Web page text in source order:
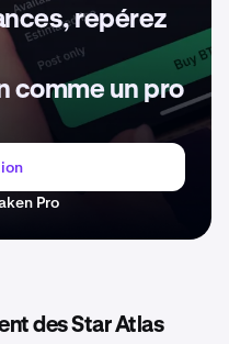
repérez
comme un pro
Pro
des Star Atlas